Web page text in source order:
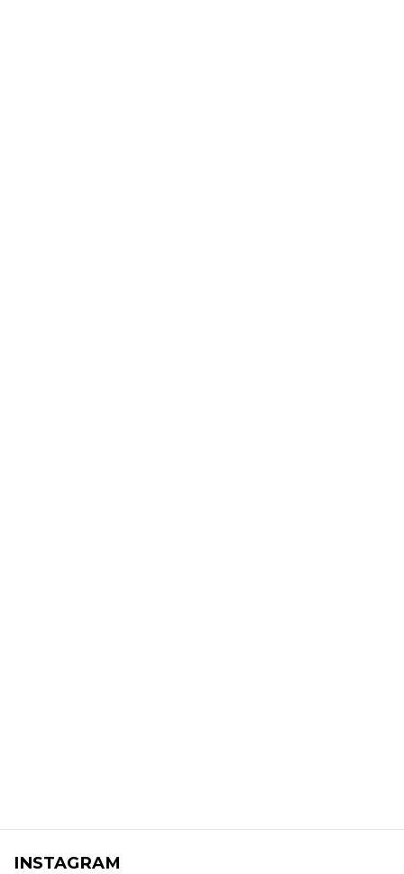
INSTAGRAM